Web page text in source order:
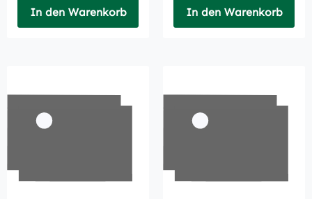
In den Warenkorb In den Warenkorb